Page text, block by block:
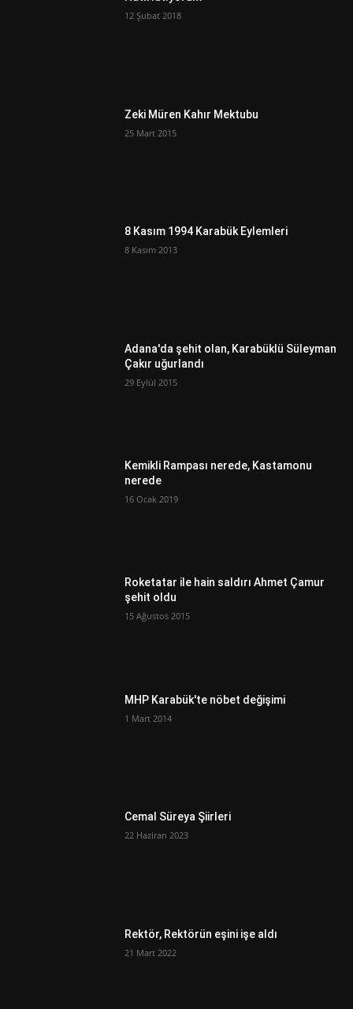
12 Şubat 2018
Zeki Müren Kahır Mektubu
25 Mart 2015
8 Kasım 1994 Karabük Eylemleri
8 Kasım 2013
Adana'da şehit olan, Karabüklü Süleyman
Çakır uğurlandı
29 Eylül 2015
Kemikli Rampası nerede, Kastamonu
nerede
16 Ocak 2019
Roketatar ile hain saldırı Ahmet Çamur
şehit oldu
15 Ağustos 2015
MHP Karabük'te nöbet değişimi
1 Mart 2014
Cemal Süreya Şiirleri
22 Haziran 2023
Rektör, Rektörün eşini işe aldı
21 Mart 2022